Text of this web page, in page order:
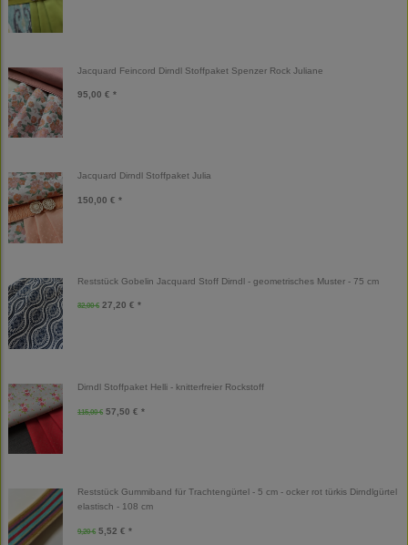
Jacquard Feincord Dirndl Stoffpaket Spenzer Rock Juliane
95,00 € *
Jacquard Dirndl Stoffpaket Julia
150,00 € *
Reststück Gobelin Jacquard Stoff Dirndl - geometrisches Muster - 75 cm
32,00 € 27,20 € *
Dirndl Stoffpaket Helli - knitterfreier Rockstoff
115,00 € 57,50 € *
Reststück Gummiband für Trachtengürtel - 5 cm - ocker rot türkis Dirndlgürtel
elastisch - 108 cm
9,20 € 5,52 € *